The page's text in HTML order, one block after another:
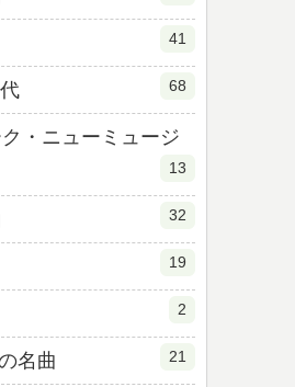
41
68
・ニューミュージ
13
32
19
2
名曲 21